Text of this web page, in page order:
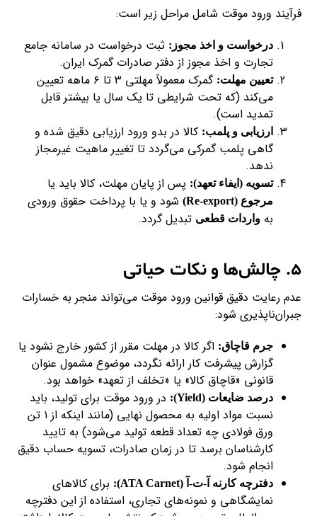
فرآیند ورود موقت شامل مراحل زیر است:
درخواست و اخذ مجوز: ثبت درخواست در سامانه جامع
تجارت و اخذ مجوز از دفتر صادرات گمرک ایران.
تعیین مهلت:
گمرک معمولاً مهلتی ۳ تا ۶ ماهه تعیین
می‌کند (که تحت شرایطی تا یک سال یا بیشتر قابل
تمدید است).
ارزیابی و پلمب: کالا در بدو ورود ارزیابی دقیق شده و
گاهی پلمب گمرکی می‌گردد تا تغییر ماهیت غیرمجاز
ندهد.
تسویه (ایفاء تعهد): پس از پایان مهلت، کالا باید یا
مرجوع (Re-export)
شود و یا با پرداخت حقوق ورودی
بهواردات قطعی تبدیل گردد.
۵. چالش‌ها و نکات حیاتی
عدم رعایت دقیق قوانین ورود موقت می‌تواند منجر به خسارات
جبران‌ناپذیری شود:
جرم قاچاق: اگر کالا در مهلت مقرر از کشور خارج نشود یا
گزارش پیشرفت کار ارائه نگردد، موضوع مشمول عنوان
قانونی «قاچاق کالا» یا «تخلف از تعهد» خواهد بود.
درصد ضایعات (Yield):
در ورود موقت برای تولید، باید
نسبت مواد اولیه به محصول نهایی (مانند اینکه از ۱ تن
ورق فولادی چه تعداد قطعه تولید می‌شود) به تایید
کارشناسان برسد تا در زمان صادرات، تسویه حساب دقیق
انجام شود.
دفترچه کارنه آ-ت-آ (ATA Carnet):
برای کالاهای
نمایشگاهی و نمونه‌های تجاری، استفاده از این دفترچه